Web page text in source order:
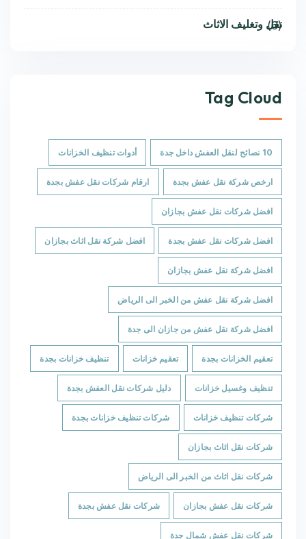
نقل وتغليف الاثاث
(6)
Tag Cloud
10 نصائح لنقل العفش داخل جدة أدوات تنظيف الخزانات
ارخص شركة نقل عفش بجدة ارقام شركات نقل عفش بجدة
افضل شركات نقل عفش بجازان
افضل شركات نقل عفش بجدة افضل شركة نقل اثاث بجازان
افضل شركة نقل عفش بجازان
افضل شركة نقل عفش من الخبر الى الرياض
افضل شركة نقل عفش من جازان الى جدة
تعقيم الخزانات بجدة تعقيم خزانات تنظيف خزانات بجدة
تنظيف وغسيل خزانات دليل شركات نقل العفش بجدة
شركات تنظيف خزانات شركات تنظيف خزانات بجدة
شركات نقل اثاث بجازان
شركات نقل اثاث من الخبر الى الرياض
شركات نقل عفش بجازان شركات نقل عفش بجدة
شركات نقل عفش شمال جدة